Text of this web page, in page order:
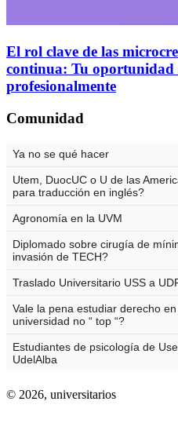
El rol clave de las
continua: Tu oportunidad
profesionalmente
Comunidad
© 2026, universitarios